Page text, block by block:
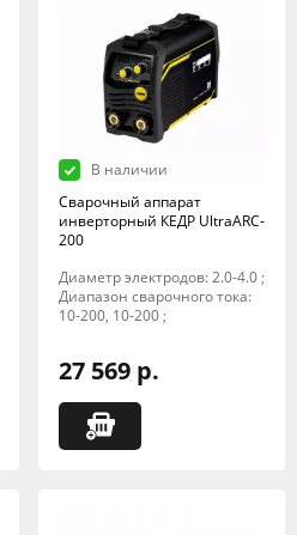
В наличии
Сварочный аппарат
инверторный КЕДР UltraARC-
200
Диаметр электродов: 2.0-4.0 ;
Диапазон сварочного тока:
10-200, 10-200 ;
27 569 р.